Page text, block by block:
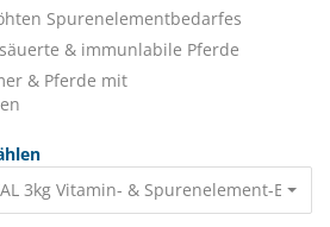
Spurenelementbedarfes
& immunlabile Pferde
& Pferde mit
3kg Vitamin- & Spurenelement-